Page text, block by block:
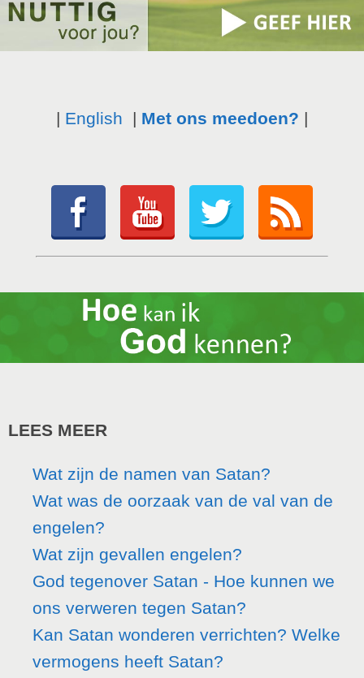
| English | Met ons meedoen? |
LEES MEER
Wat zijn de namen van Satan?
Wat was de oorzaak van de val van de
engelen?
Wat zijn gevallen engelen?
God tegenover Satan - Hoe kunnen we
ons verweren tegen Satan?
Kan Satan wonderen verrichten? Welke
vermogens heeft Satan?